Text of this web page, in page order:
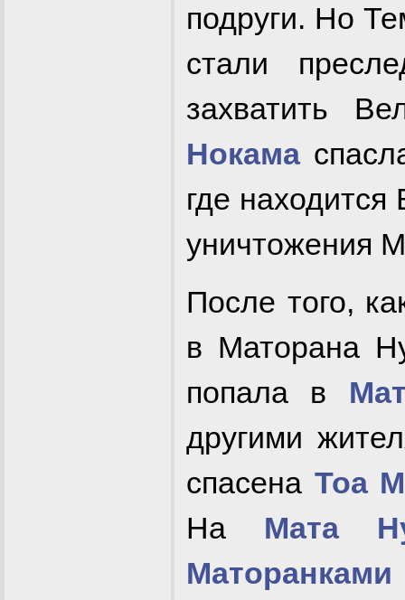
подруги. Но
стали
захватить
Нокама
где
уничтожения
После того,
в Маторана
попала в
другими
спасена Тоа
На Мата
Маторанками